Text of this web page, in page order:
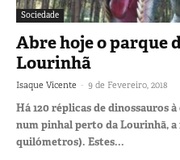
Sociedade
Abre hoje o parque
Lourinhã
Isaque Vicente - 9 de Fevereiro, 2018
Há 120 réplicas de dinossauros
num pinhal perto da Lourinhã, a
quilómetros). Estes...